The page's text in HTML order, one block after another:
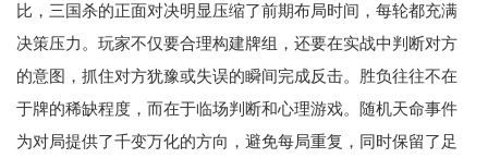
比，三国杀的正面对决明显压缩了前期布局时间，每轮都充满
决策压力。玩家不仅要合理构建牌组，还要在实战中判断对方
的意图，抓住对方犹豫或失误的瞬间完成反击。胜负往往不在
于牌的稀缺程度，而在于临场判断和心理游戏。随机天命事件
为对局提供了千变万化的方向，避免每局重复，同时保留了足